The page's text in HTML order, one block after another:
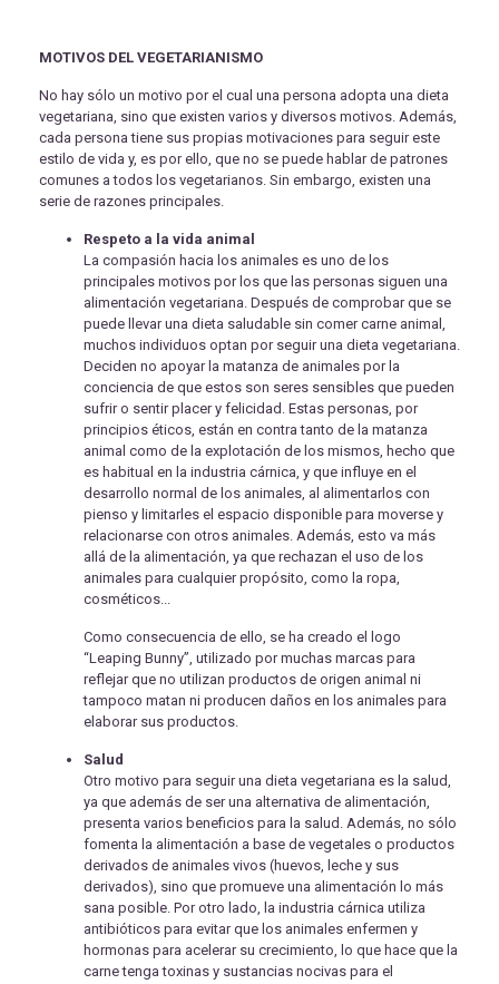
MOTIVOS DEL VEGETARIANISMO
No hay sólo un motivo por el cual una persona adopta una dieta
vegetariana, sino que existen varios y diversos motivos. Además,
cada persona tiene sus propias motivaciones para seguir este
estilo de vida y, es por ello, que no se puede hablar de patrones
comunes a todos los vegetarianos. Sin embargo, existen una
serie de razones principales.
Respeto a la vida animal
La compasión hacia los animales es uno de los
principales motivos por los que las personas siguen una
alimentación vegetariana. Después de comprobar que se
puede llevar una dieta saludable sin comer carne animal,
muchos individuos optan por seguir una dieta vegetariana.
Deciden no apoyar la matanza de animales por la
conciencia de que estos son seres sensibles que pueden
sufrir o sentir placer y felicidad. Estas personas, por
principios éticos, están en contra tanto de la matanza
animal como de la explotación de los mismos, hecho que
es habitual en la industria cárnica, y que influye en el
desarrollo normal de los animales, al alimentarlos con
pienso y limitarles el espacio disponible para moverse y
relacionarse con otros animales. Además, esto va más
allá de la alimentación, ya que rechazan el uso de los
animales para cualquier propósito, como la ropa,
cosméticos...
Como consecuencia de ello, se ha creado el logo
“Leaping Bunny”, utilizado por muchas marcas para
reflejar que no utilizan productos de origen animal ni
tampoco matan ni producen daños en los animales para
elaborar sus productos.
Salud
Otro motivo para seguir una dieta vegetariana es la salud,
ya que además de ser una alternativa de alimentación,
presenta varios beneficios para la salud. Además, no sólo
fomenta la alimentación a base de vegetales o productos
derivados de animales vivos (huevos, leche y sus
derivados), sino que promueve una alimentación lo más
sana posible. Por otro lado, la industria cárnica utiliza
antibióticos para evitar que los animales enfermen y
hormonas para acelerar su crecimiento, lo que hace que la
carne tenga toxinas y sustancias nocivas para el